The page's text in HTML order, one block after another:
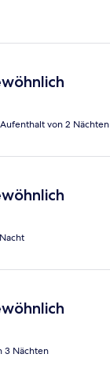
von 2 Nächten
3 Nächten